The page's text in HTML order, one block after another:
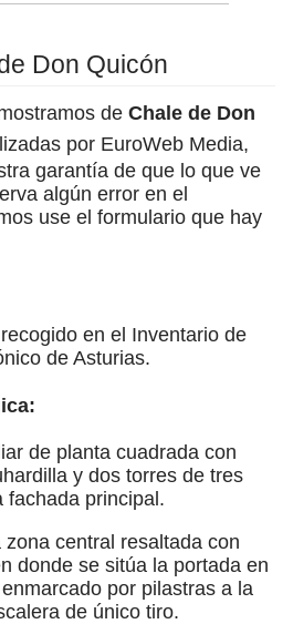
Don Quicón
de Chale de Don
por EuroWeb Media,
garantía de que lo que ve
algún error en el
use el formulario que hay
en el Inventario de
de Asturias.
de planta cuadrada con
y dos torres de tres
fachada principal.
central resaltada con
donde se sitúa la portada en
por pilastras a la
de único tiro.